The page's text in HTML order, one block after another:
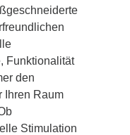
Funktionalität
den
Ihren Raum
Stimulation